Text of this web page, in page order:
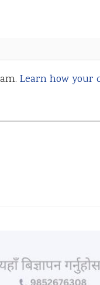
Learn how your